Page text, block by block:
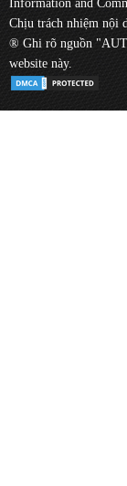
Information and
Chịu trách nhiệm nội
® Ghi rõ nguồn
website này.